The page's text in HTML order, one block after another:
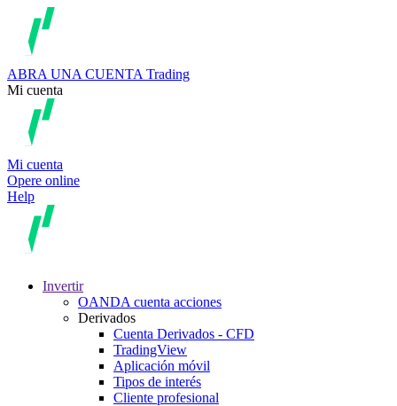
ABRA UNA CUENTA Trading
Mi cuenta
Mi cuenta
Opere online
Help
Invertir
OANDA cuenta acciones
Derivados
Cuenta Derivados - CFD
TradingView
Aplicación móvil
Tipos de interés
Cliente profesional